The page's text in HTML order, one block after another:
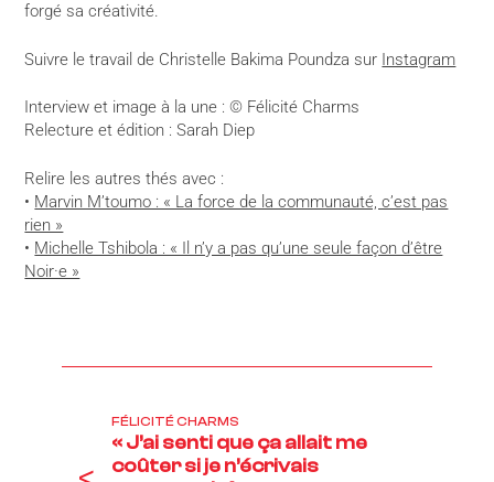
forgé sa créativité.
Suivre le travail de Christelle Bakima Poundza sur Instagram
Interview et image à la une : © Félicité Charms
Relecture et édition : Sarah Diep
Relire les autres thés avec :
• Marvin M’toumo : « La force de la communauté, c’est pas
rien »
• Michelle Tshibola : « Il n’y a pas qu’une seule façon d’être
Noir·e »
FÉLICITÉ CHARMS
« J’ai senti que ça allait me
coûter si je n’écrivais